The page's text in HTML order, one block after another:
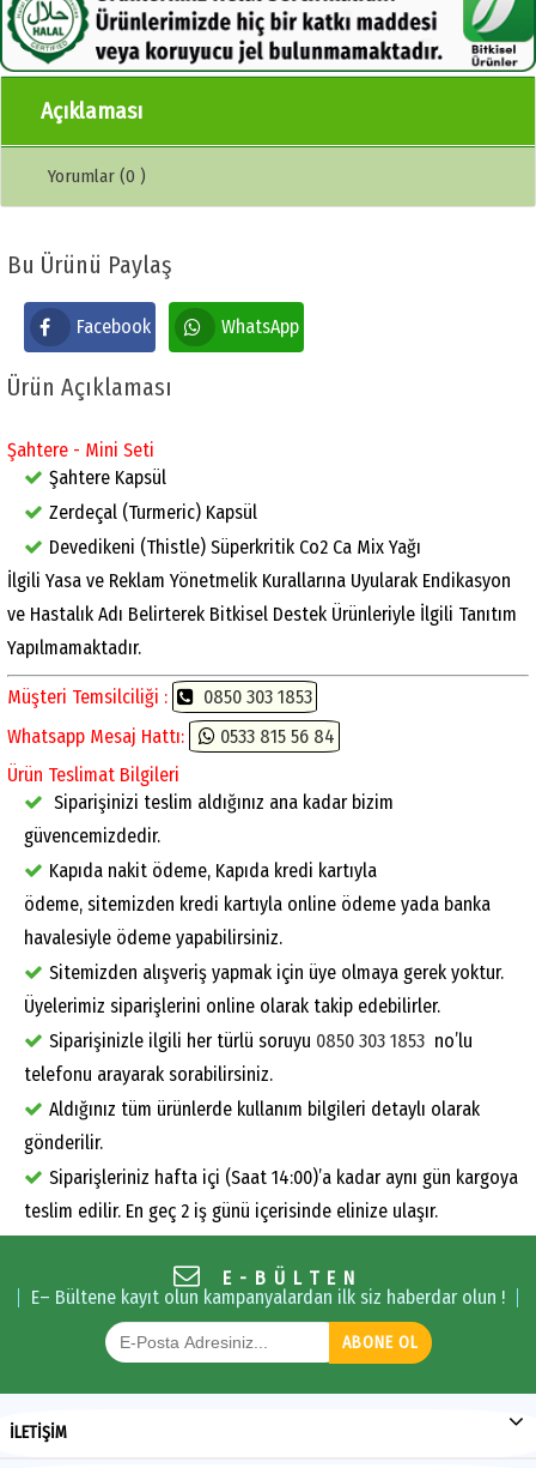
Açıklaması
Yorumlar (0 )
Bu Ürünü Paylaş
Facebook WhatsApp
Ürün Açıklaması
Şahtere - Mini Seti
Şahtere Kapsül
Zerdeçal (Turmeric) Kapsül
Devedikeni (Thistle) Süperkritik Co2 Ca Mix Yağı
İlgili Yasa ve Reklam Yönetmelik Kurallarına Uyularak Endikasyon
ve Hastalık Adı Belirterek Bitkisel Destek Ürünleriyle İlgili Tanıtım
Yapılmamaktadır.
Müşteri Temsilciliği :
0850 303 1853
Whatsapp Mesaj Hattı:
0533 815 56 84
Ürün Teslimat Bilgileri
Siparişinizi teslim aldığınız ana kadar bizim
güvencemizdedir.
Kapıda nakit ödeme, Kapıda kredi kartıyla
ödeme, sitemizden kredi kartıyla online ödeme yada banka
havalesiyle ödeme yapabilirsiniz.
Sitemizden alışveriş yapmak için üye olmaya gerek yoktur.
Üyelerimiz siparişlerini online olarak takip edebilirler.
Siparişinizle ilgili her türlü soruyu 0850 303 1853 no’lu
telefonu arayarak sorabilirsiniz.
Aldığınız tüm ürünlerde kullanım bilgileri detaylı olarak
gönderilir.
Siparişleriniz hafta içi (Saat 14:00)’a kadar aynı gün kargoya
teslim edilir. En geç 2 iş günü içerisinde elinize ulaşır.
E-BÜLTEN
E– Bültene kayıt olun kampanyalardan ilk siz haberdar olun !
ABONE OL
İLETİŞİM